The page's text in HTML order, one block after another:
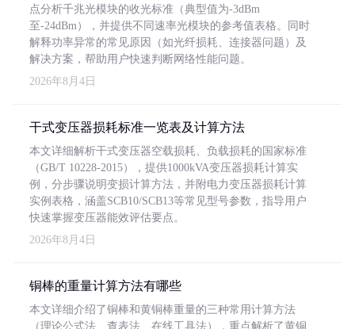
点分析千兆光模块的收光标准（典型值为-3dBm
至-24dBm），并提供不同速率光模块的参考值表格。同时
解释功率异常的常见原因（如光纤损耗、连接器问题）及
解决方案，帮助用户快速判断网络性能问题。
2026年8月4日
干式变压器损耗标准一览表及计算方法
本文详细解析干式变压器空载损耗、负载损耗的国家标准
（GB/T 10228-2015），提供1000kVA变压器损耗计算实
例，分步骤说明变损计算方法，并附电力变压器损耗计算
实例表格，涵盖SCB10/SCB13等常见型号参数，指导用户
快速掌握变压器能效评估要点。
2026年8月4日
铜棒的重量计算方法有哪些
本文详细介绍了铜棒和黄铜棒重量的三种常用计算方法
（理论公式法、查表法、在线工具法），重点解析了黄铜